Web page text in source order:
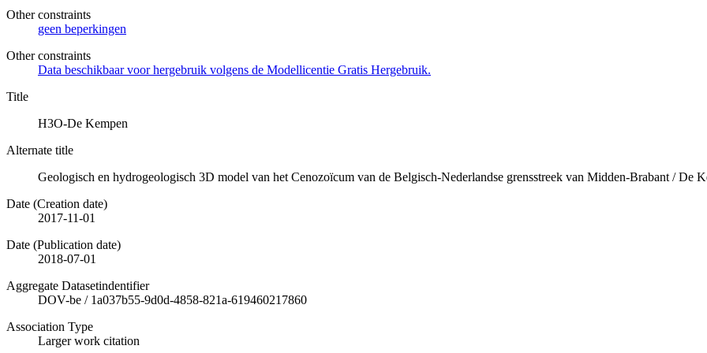
Other constraints
geen beperkingen
Other constraints
Data beschikbaar voor hergebruik volgens de Modellicentie Gratis Hergebruik.
Title
H3O-De Kempen
Alternate title
Geologisch en hydrogeologisch 3D model van het Cenozoïcum van de Belgisch-Nederlandse grensstreek van Midden-Brabant / De
Date (Creation date)
2017-11-01
Date (Publication date)
2018-07-01
Aggregate Datasetindentifier
DOV-be / 1a037b55-9d0d-4858-821a-619460217860
Association Type
Larger work citation